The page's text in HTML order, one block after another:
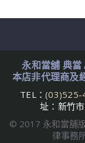
永和當舖 典當
本店非代理商及
TEL： (03)525-
址：新竹
© 2017 永和當舖
律事務